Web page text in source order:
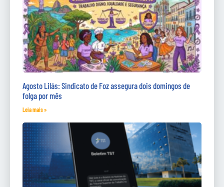
Agosto Lilás: Sindicato de Foz assegura dois domingos de
folga por mês
Leia mais »